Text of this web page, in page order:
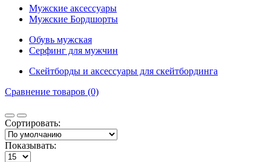
Мужские аксессуары
Мужские Бордшорты
Обувь мужская
Серфинг для мужчин
Скейтборды и аксессуары для скейтбординга
Сравнение товаров (0)
Сортировать:
Показывать: